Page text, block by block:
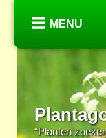
MENU
“Planten